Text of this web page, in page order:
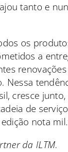
tanto e
os
a
Nessa
cresce
de
nota
da ILTM.